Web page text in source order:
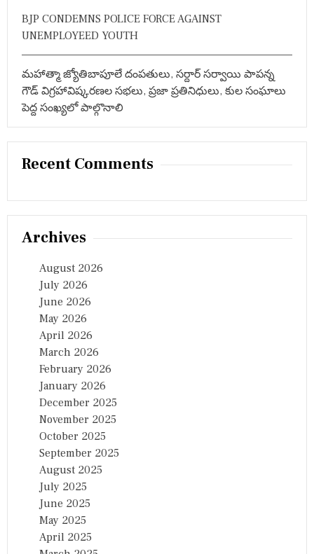
BJP CONDEMNS POLICE FORCE AGAINST
UNEMPLOYEED YOUTH
మహాత్మా జ్యోతిబాపూలే దంపతులు, సర్దార్ సర్వాయి పాపన్న
గౌడ్ విగ్రహావిష్కరణల సభలు, ప్రజా ప్రతినిధులు, కుల సంఘాలు
పెద్ద సంఖ్యలో పాల్గొనాలి
Recent Comments
Archives
August 2026
July 2026
June 2026
May 2026
April 2026
March 2026
February 2026
January 2026
December 2025
November 2025
October 2025
September 2025
August 2025
July 2025
June 2025
May 2025
April 2025